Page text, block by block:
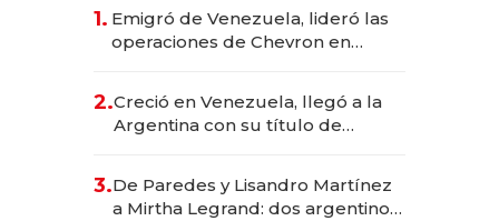
1. Emigró de Venezuela, lideró las
operaciones de Chevron en
2.Creció en Venezuela, llegó a la
Argentina con su título de
las marcas "fast premium"
3.De Paredes y Lisandro Martínez
a Mirtha Legrand: dos argentinos